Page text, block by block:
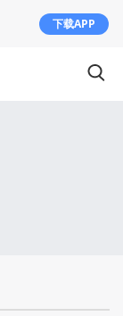
下载APP